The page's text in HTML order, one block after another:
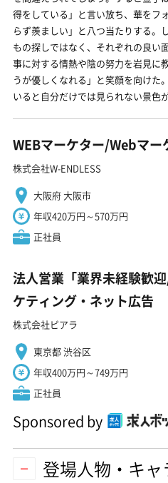
得をしている」と言い放ち、華をフ
らず羨ましい」と八つ当たりする。
もの探しではなく、それぞれの良い
事に対する情熱や陰の努力を岩見に
うが優しくなれる」と笑顔を向けた
いると自分だけでは見られない景色
WEBマーケター/Webマ
株式会社W-ENDLESS
大阪府 大阪市
年収420万円～570万円
正社員
法人営業「業界未経験歓
ケティング・ネット広告
株式会社ピアラ
東京都 渋谷区
年収400万円～749万円
正社員
Sponsored by
登場人物・キャ